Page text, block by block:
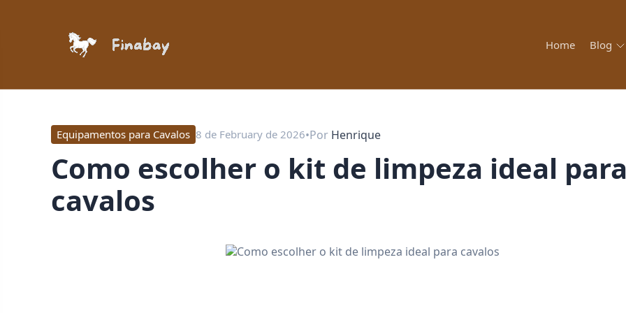
Home Blog
Equipamentos para Cavalos 8 de February de 2026•Por Henrique
Como escolher o kit de limpeza ideal para
cavalos